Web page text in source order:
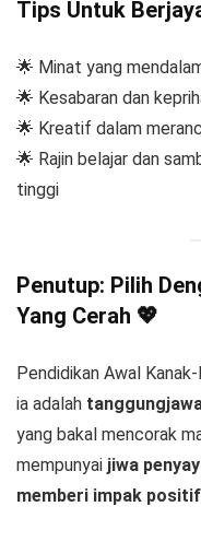
Tips Untuk
🌟 Minat yang
🌟 Kesabaran dan
🌟 Kreatif dalam
🌟 Rajin belajar dan
tinggi
Penutup: Pilih
Yang Cerah 💖
Pendidikan Awal
ia adalah
yang bakal mencorak
mempunyai jiwa
memberi impak positif